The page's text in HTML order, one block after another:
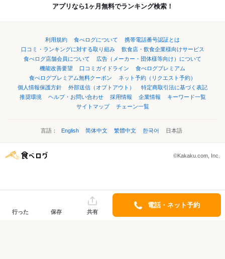
アプリなら1ヶ月無料でランキング検索！
利用規約 食べログについて
携帯電話番号認証とは
口コミ・ランキングに対する取り組み
飲食店・飲食企業様向けサービス
食べログ店舗会員について
広告（メーカー・団体様等向け）について
機能改善要望
口コミガイドライン
食べログプレミアム
食べログプレミアム無料クーポン
ネット予約（リクエスト予約）
個人情報保護方針
外部送信（オプトアウト）
特定商取引法に基づく表記
推奨環境
ヘルプ・お問い合わせ 採用情報 企業情報
キーワード一覧
サイトマップ
チェーン一覧
言語： English 简体中文 繁體中文 한국어 日本語
©Kakaku.com, Inc.
行った 保存 共有
電話・ネット予約